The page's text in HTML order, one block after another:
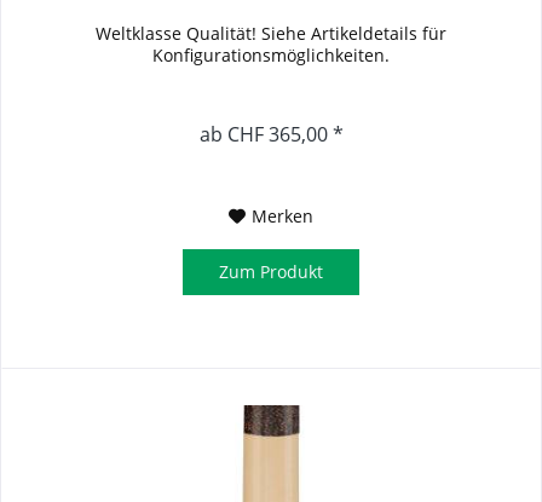
Weltklasse Qualität! Siehe Artikeldetails für
Konfigurationsmöglichkeiten.
ab CHF 365,00 *
Merken
Zum Produkt